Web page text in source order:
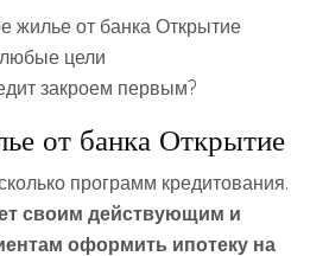
жилье от банка Открытие
цели
закроем первым?
от банка Открытие
программ кредитования.
своим действующим и
оформить ипотеку на